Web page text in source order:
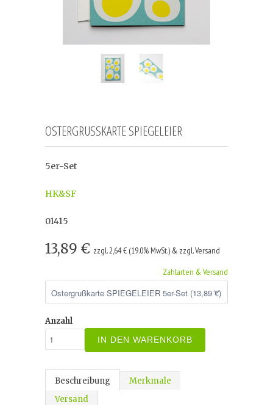
OSTERGRUSSKARTE SPIEGELEIER
5er-Set
HK&SF
01415
13,89 € zzgl. 2,64 € (19.0% MwSt.) & zzgl. Versand
Zahlarten & Versand
Anzahl
IN DEN WARENKORB
Beschreibung
Merkmale
Versand